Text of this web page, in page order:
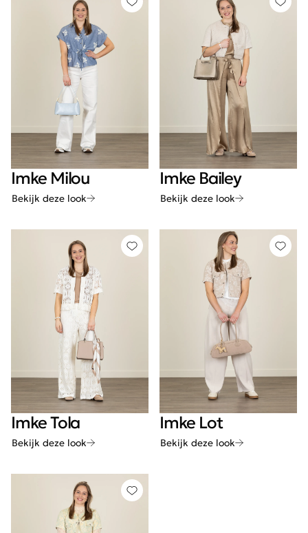
Imke Milou
Bekijk deze look
Imke Bailey
Bekijk deze look
Imke Tola
Bekijk deze look
Imke Lot
Bekijk deze look